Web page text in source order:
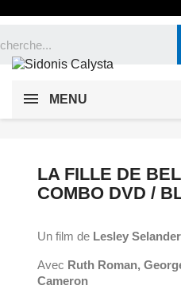
MENU
LA FILLE DE
COMBO DVD /
Un film de Lesley
Avec Ruth Roman,
Cameron